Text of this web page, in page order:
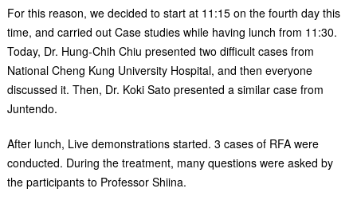
For this reason, we decided to start at 11:15 on the fourth day this
time, and carried out Case studies while having lunch from 11:30.
Today, Dr. Hung-Chih Chiu presented two difficult cases from
National Cheng Kung University Hospital, and then everyone
discussed it. Then, Dr. Koki Sato presented a similar case from
Juntendo.
After lunch, Live demonstrations started. 3 cases of RFA were
conducted. During the treatment, many questions were asked by
the participants to Professor Shiina.